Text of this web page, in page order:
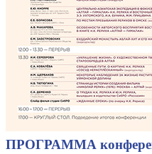
ПРОГРАММА